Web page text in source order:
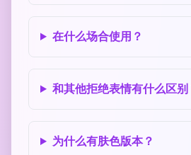
在什么场合使用？
和其他拒绝表情有什么区别
为什么有肤色版本？